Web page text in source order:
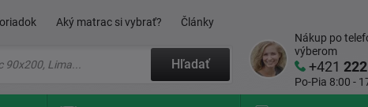
Aký matrac si vybrať? Články
Hľadať
Nákup po
výberom
+421
Po-Pia 8:00 -